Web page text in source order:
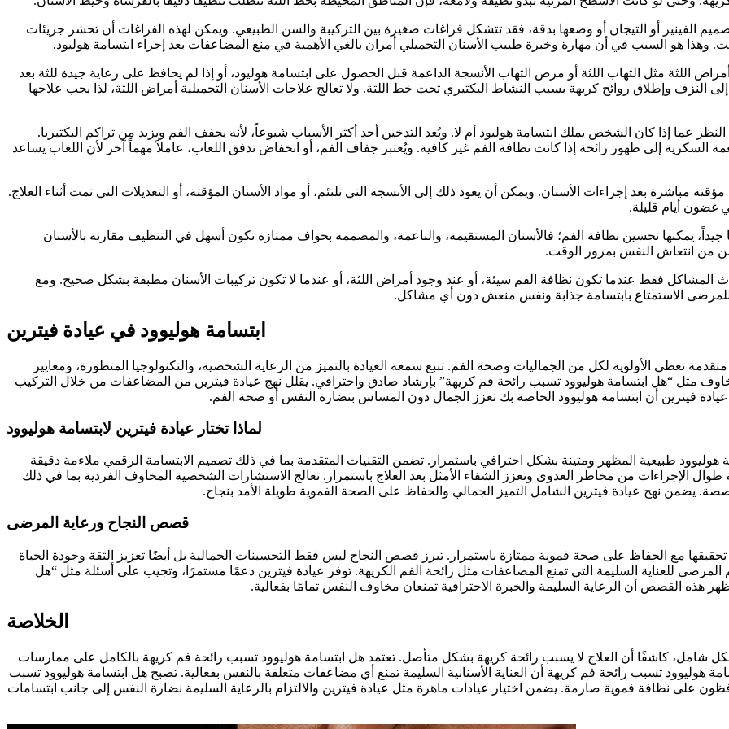
الفينير أو التيجان أو وضعها بدقة، فقد تتشكل فراغات صغيرة بين التركيبة والسن الطبيعي. ويمكن لهذه الفراغات أن تحشر جزيئات
وهذا هو السبب في أن مهارة وخبرة طبيب الأسنان التجميلي أمران بالغي الأهمية في منع المضاعفات بعد إجراء ابتسامة هوليود.
اللثة مثل التهاب اللثة أو مرض التهاب الأنسجة الداعمة قبل الحصول على ابتسامة هوليود، أو إذا لم يحافظ على رعاية جيدة للثة بعد
إلى النزف وإطلاق روائح كريهة بسبب النشاط البكتيري تحت خط اللثة. ولا تعالج علاجات الأسنان التجميلية أمراض اللثة، لذا يجب علاجها
عما إذا كان الشخص يملك ابتسامة هوليود أم لا. ويُعد التدخين أحد أكثر الأسباب شيوعاً، لأنه يجفف الفم ويزيد من تراكم البكتيريا.
السكرية إلى ظهور رائحة إذا كانت نظافة الفم غير كافية. ويُعتبر جفاف الفم، أو انخفاض تدفق اللعاب، عاملاً مهماً آخر لأن اللعاب يساعد
مباشرة بعد إجراءات الأسنان. ويمكن أن يعود ذلك إلى الأنسجة التي تلتئم، أو مواد الأسنان المؤقتة، أو التعديلات التي تمت أثناء العلاج.
غضون أيام قليلة.
يمكنها تحسين نظافة الفم؛ فالأسنان المستقيمة، والناعمة، والمصممة بحواف ممتازة تكون أسهل في التنظيف مقارنة بالأسنان
من انتعاش النفس بمرور الوقت.
المشاكل فقط عندما تكون نظافة الفم سيئة، أو عند وجود أمراض اللثة، أو عندما لا تكون تركيبات الأسنان مطبقة بشكل صحيح. ومع
للمرضى الاستمتاع بابتسامة جذابة ونفس منعش دون أي مشاكل.
ابتسامة هوليوود في عيادة فيترين
تعطي الأولوية لكل من الجماليات وصحة الفم. تنبع سمعة العيادة بالتميز من الرعاية الشخصية، والتكنولوجيا المتطورة، ومعايير
مثل “هل ابتسامة هوليوود تسبب رائحة فم كريهة” بإرشاد صادق واحترافي. يقلل نهج عيادة فيترين من المضاعفات من خلال التركيب
عيادة فيترين أن ابتسامة هوليوود الخاصة بك تعزز الجمال دون المساس بنضارة النفس أو صحة الفم.
لماذا تختار عيادة فيترين لابتسامة هوليوود
هوليوود طبيعية المظهر ومتينة بشكل احترافي باستمرار. تضمن التقنيات المتقدمة بما في ذلك تصميم الابتسامة الرقمي ملاءمة دقيقة
طوال الإجراءات من مخاطر العدوى وتعزز الشفاء الأمثل بعد العلاج باستمرار. تعالج الاستشارات الشخصية المخاوف الفردية بما في ذلك
يضمن نهج عيادة فيترين الشامل التميز الجمالي والحفاظ على الصحة الفموية طويلة الأمد بنجاح.
قصص النجاح ورعاية المرضى
مع الحفاظ على صحة فموية ممتازة باستمرار. تبرز قصص النجاح ليس فقط التحسينات الجمالية بل أيضًا تعزيز الثقة وجودة الحياة
للعناية السليمة التي تمنع المضاعفات مثل رائحة الفم الكريهة. توفر عيادة فيترين دعمًا مستمرًا، وتجيب على أسئلة مثل “هل
هذه القصص أن الرعاية السليمة والخبرة الاحترافية تمنعان مخاوف النفس تمامًا بفعالية.
الخلاصة
شامل، كاشفًا أن العلاج لا يسبب رائحة كريهة بشكل متأصل. تعتمد هل ابتسامة هوليوود تسبب رائحة فم كريهة بالكامل على ممارسات
هوليوود تسبب رائحة فم كريهة أن العناية الأسنانية السليمة تمنع أي مضاعفات متعلقة بالنفس بفعالية. تصبح هل ابتسامة هوليوود تسبب
على نظافة فموية صارمة. يضمن اختيار عيادات ماهرة مثل عيادة فيترين والالتزام بالرعاية السليمة نضارة النفس إلى جانب ابتسامات